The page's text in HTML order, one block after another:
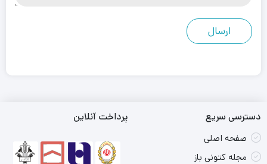
دسترسی سریع
صفحه اصلی
مجله کتونی باز
پرداخت آنلاین